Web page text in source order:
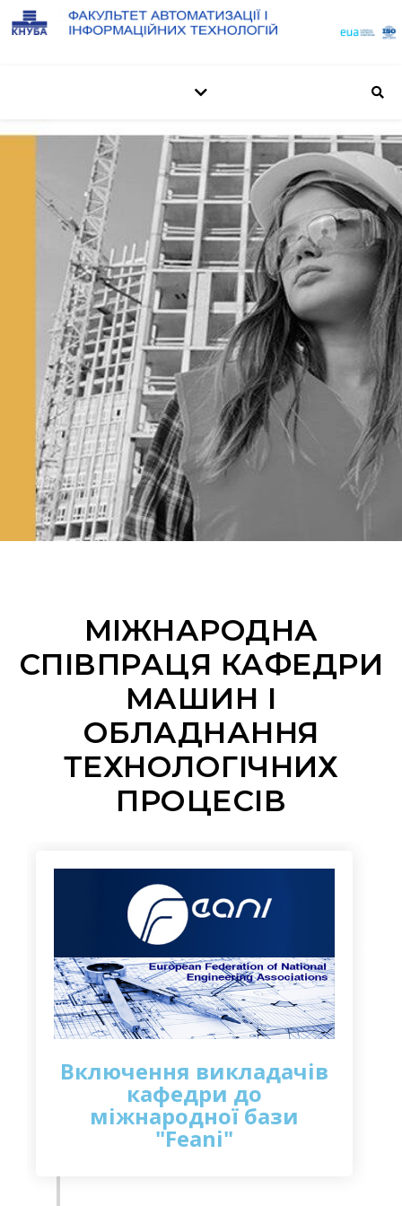
МІЖНАРОДНА
СПІВПРАЦЯ КАФЕДРИ
МАШИН І
ОБЛАДНАННЯ
ТЕХНОЛОГІЧНИХ
ПРОЦЕСІВ
Включення викладачів
кафедри до
міжнародної бази
"Feani"